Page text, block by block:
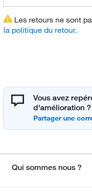
Les retours ne sont
la politique du retour.
Vous avez
d'amélioration ?
Qui sommes nous ?